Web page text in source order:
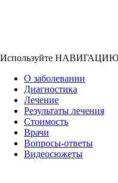
Используйте НАВИГАЦИЮ
О заболевании
Диагностика
Лечение
Результаты лечения
Стоимость
Врачи
Вопросы-ответы
Видеосюжеты